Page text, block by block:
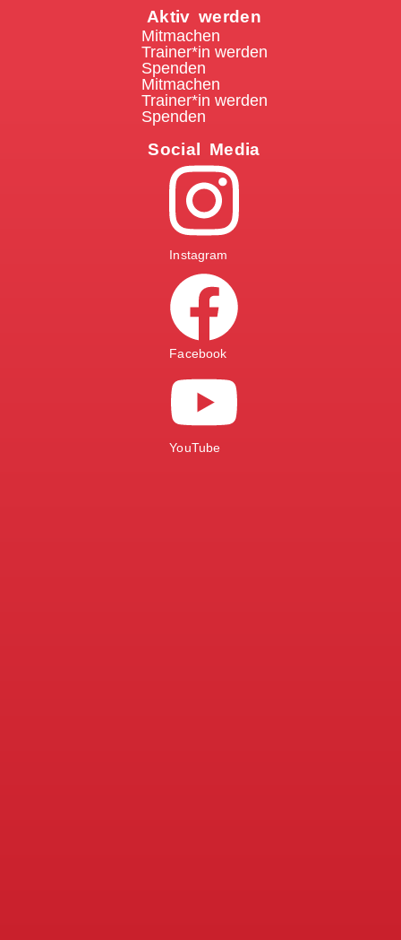
Aktiv werden
Mitmachen
Trainer*in werden
Spenden
Mitmachen
Trainer*in werden
Spenden
Social Media
Instagram
Facebook
YouTube